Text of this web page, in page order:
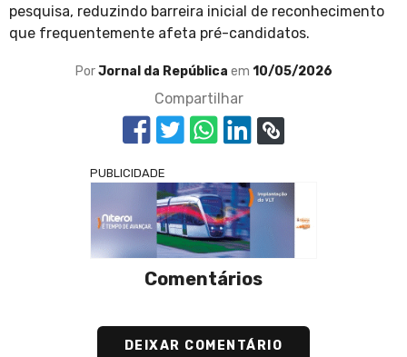
pesquisa, reduzindo barreira inicial de reconhecimento
que frequentemente afeta pré-candidatos.
PorJornal da República em 10/05/2026
Compartilhar
PUBLICIDADE
Comentários
DEIXAR COMENTÁRIO